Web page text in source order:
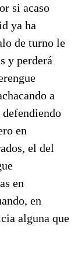
si acaso
ya ha
de turno le
y perderá
a
defendiendo
en
el del
en
en
alguna que